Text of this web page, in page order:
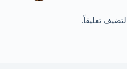
لتضيف تعليقاً.